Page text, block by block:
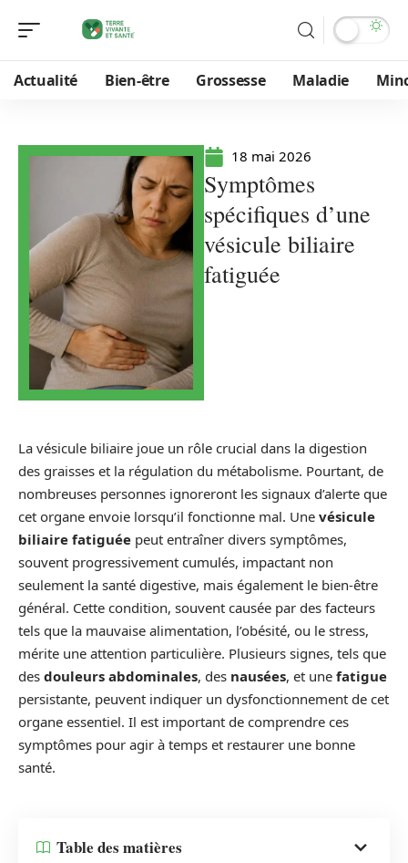
Actualité Bien-être Grossesse Maladie
18 mai 2026
Symptômes
spécifiques d’une
vésicule biliaire
fatiguée
La vésicule biliaire joue un rôle crucial dans la digestion
des graisses et la régulation du métabolisme. Pourtant, de
nombreuses personnes ignoreront les signaux d’alerte que
cet organe envoie lorsqu’il fonctionne mal. Une vésicule
biliaire fatiguée peut entraîner divers symptômes,
souvent progressivement cumulés, impactant non
seulement la santé digestive, mais également le bien-être
général. Cette condition, souvent causée par des facteurs
tels que la mauvaise alimentation, l’obésité, ou le stress,
mérite une attention particulière. Plusieurs signes, tels que
des douleurs abdominales, des nausées, et une fatigue
persistante, peuvent indiquer un dysfonctionnement de cet
organe essentiel. Il est important de comprendre ces
symptômes pour agir à temps et restaurer une bonne
santé.
Table des matières